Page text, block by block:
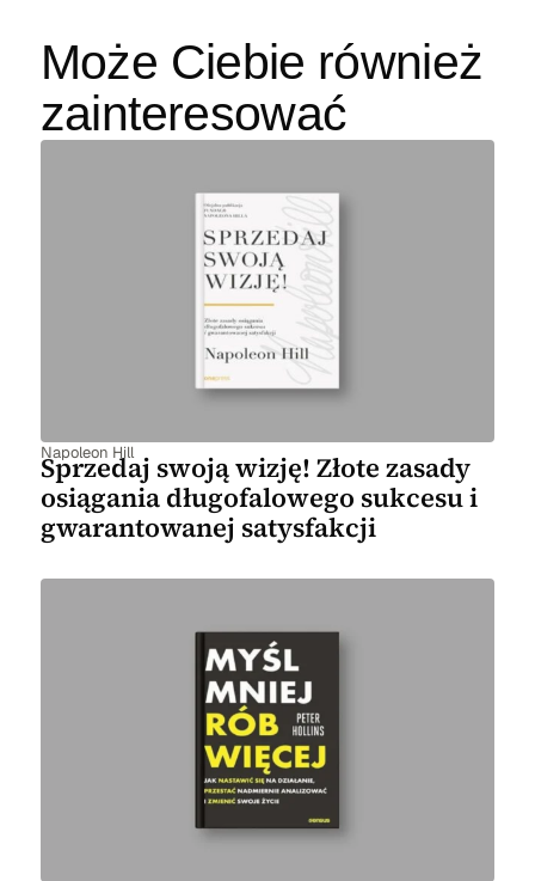
Może Ciebie również
zainteresować
Napoleon Hill
Sprzedaj swoją wizję! Złote zasady
osiągania długofalowego sukcesu i
gwarantowanej satysfakcji